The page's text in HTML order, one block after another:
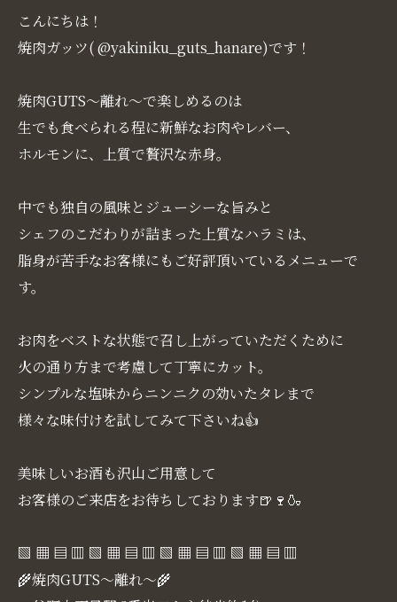
こんにちは！
焼肉ガッツ( @yakiniku_guts_hanare)です！
焼肉GUTS～離れ～で楽しめるのは
生でも食べられる程に新鮮なお肉やレバー、
ホルモンに、上質で贅沢な赤身。
中でも独自の風味とジューシーな旨みと
シェフのこだわりが詰まった上質なハラミは、
脂身が苦手なお客様にもご好評頂いているメニューで
す。
お肉をベストな状態で召し上がっていただくために
火の通り方まで考慮して丁寧にカット。
シンプルな塩味からニンニクの効いたタレまで
様々な味付けを試してみて下さいね👍
美味しいお酒も沢山ご用意して
お客様のご来店をお待ちしております🍺🍷🍶
▧ ▦ ▤ ▥ ▧ ▦ ▤ ▥ ▧ ▦ ▤ ▥ ▧ ▦ ▤ ▥
🌾焼肉GUTS～離れ～🌾